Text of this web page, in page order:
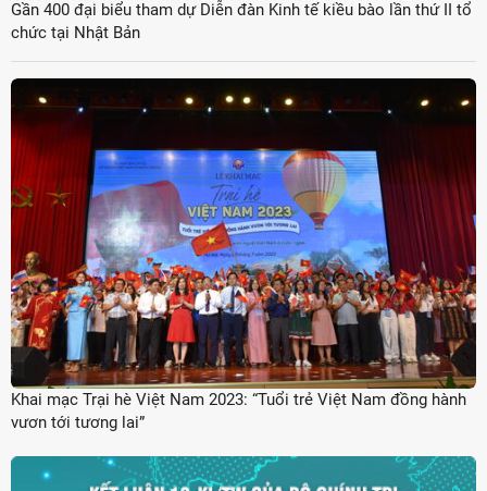
Gần 400 đại biểu tham dự Diễn đàn Kinh tế kiều bào lần thứ II tổ
chức tại Nhật Bản
Khai mạc Trại hè Việt Nam 2023: “Tuổi trẻ Việt Nam đồng hành
vươn tới tương lai”